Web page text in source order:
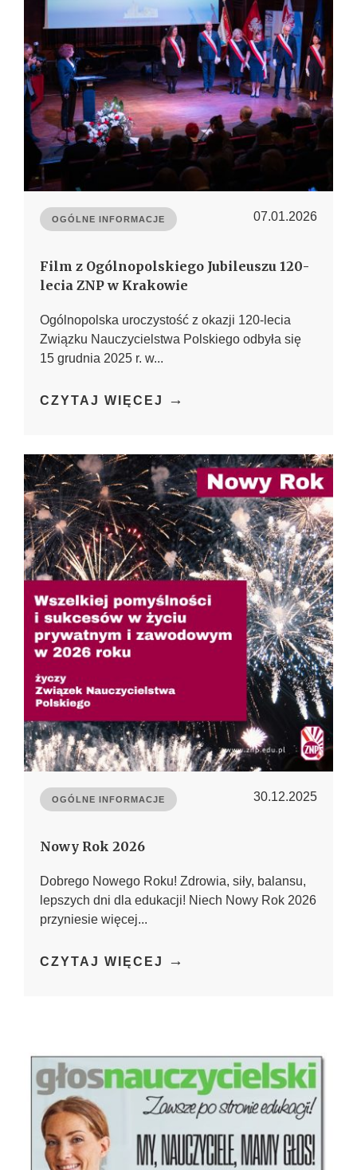
OGÓLNE INFORMACJE 07.01.2026
Film z Ogólnopolskiego Jubileuszu 120-
lecia ZNP w Krakowie
Ogólnopolska uroczystość z okazji 120-lecia
Związku Nauczycielstwa Polskiego odbyła się
15 grudnia 2025 r. w...
CZYTAJ WIĘCEJ →
OGÓLNE INFORMACJE 30.12.2025
Nowy Rok 2026
Dobrego Nowego Roku! Zdrowia, siły, balansu,
lepszych dni dla edukacji! Niech Nowy Rok 2026
przyniesie więcej...
CZYTAJ WIĘCEJ →